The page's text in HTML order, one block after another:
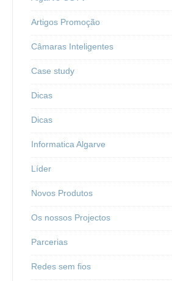
Artigos Promoção
Câmaras Inteligentes
Case study
Dicas
Dicas
Informatica Algarve
Líder
Novos Produtos
Os nossos Projectos
Parcerias
Redes sem fios